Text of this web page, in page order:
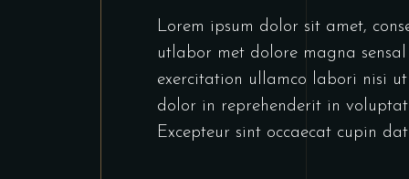
Lorem ipsum dolor sit amet,
utlabor met dolore magna
exercitation ullamco labori nisi
dolor in reprehenderit in
Excepteur sint occaecat cupin